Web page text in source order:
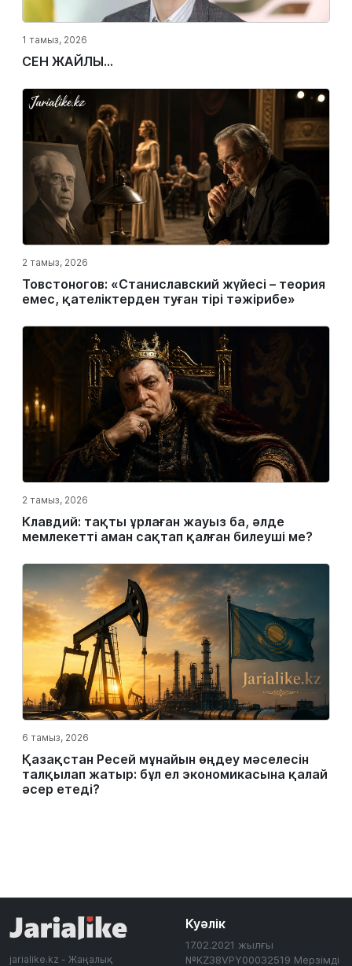
1 тамыз, 2026
СЕН ЖАЙЛЫ...
2 тамыз, 2026
Товстоногов: «Станиславский жүйесі – теория
емес, қателіктерден туған тірі тәжірибе»
2 тамыз, 2026
Клавдий: тақты ұрлаған жауыз ба, әлде
мемлекетті аман сақтап қалған билеуші ме?
6 тамыз, 2026
Қазақстан Ресей мұнайын өңдеу мәселесін
талқылап жатыр: бұл ел экономикасына қалай
әсер етеді?
jarialike.kz - Жаңалық
Куәлік
17.02.2021 жылғы
№KZ38VPY00032519 Мерзімді